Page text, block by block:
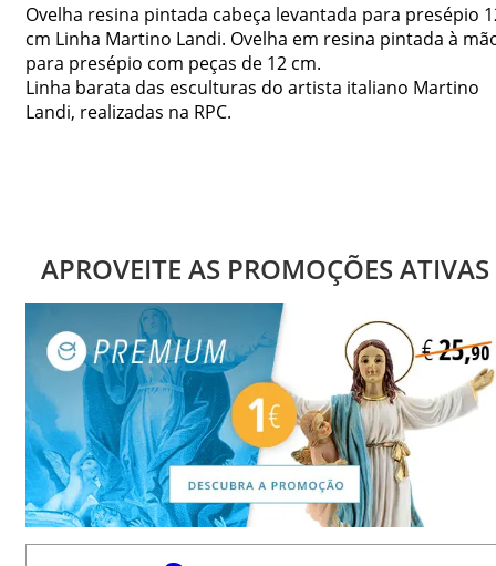
Ovelha resina pintada cabeça levantada para presépio
cm Linha Martino Landi. Ovelha em resina pintada à
para presépio com peças de 12 cm.
Linha barata das esculturas do artista italiano Martino
Landi, realizadas na RPC.
APROVEITE AS PROMOÇÕES ATIVAS